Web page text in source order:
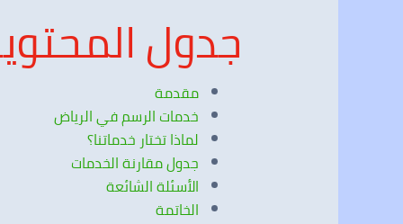
جدول
مقدمة
خدمات الرسم في الرياض
لماذا تختار خدماتنا؟
جدول مقارنة الخدمات
الأسئلة الشائعة
الخاتمة